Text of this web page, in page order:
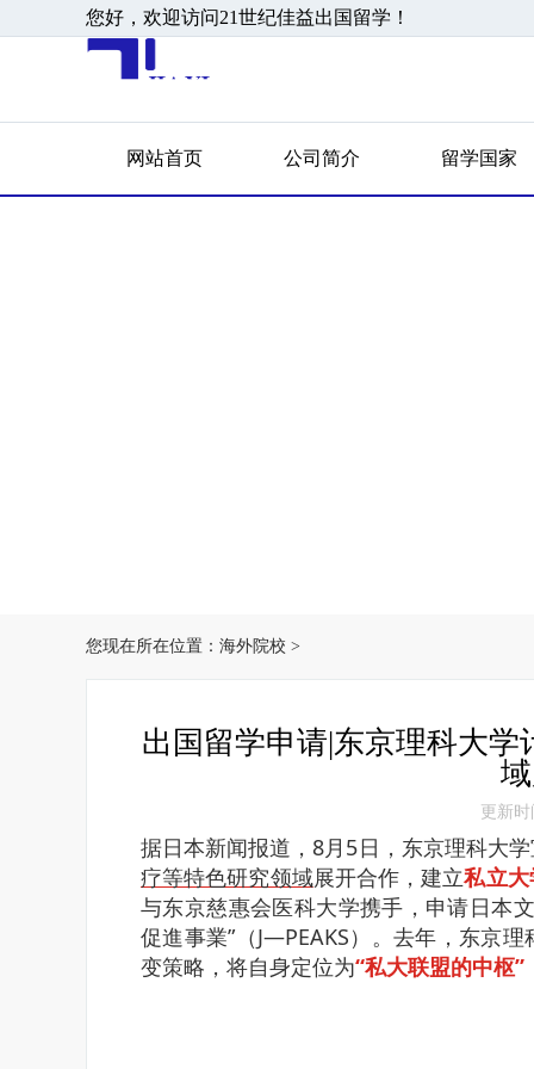
您好，欢迎访问21世纪佳益出国留学！
网站首页 公司简介 留学国家
您现在所在位置： 海外院校 >
出国留学申请|东京理科大
更新时
据日本新闻报道，8月5日，东京理科大
疗等特色研究领域展开合作，建立私立
与东京慈惠会医科大学携手，申请日本
促進事業”（J―PEAKS）。 去年，东京理
变策略，将自身定位为“私大联盟的中枢”